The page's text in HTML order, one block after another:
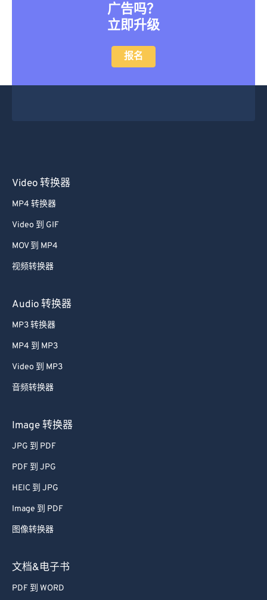
广告吗？
立即升级
报名
Video 转换器
MP4 转换器
Video 到 GIF
MOV 到 MP4
视频转换器
Audio 转换器
MP3 转换器
MP4 到 MP3
Video 到 MP3
音频转换器
Image 转换器
JPG 到 PDF
PDF 到 JPG
HEIC 到 JPG
Image 到 PDF
图像转换器
文档&电子书
PDF 到 WORD